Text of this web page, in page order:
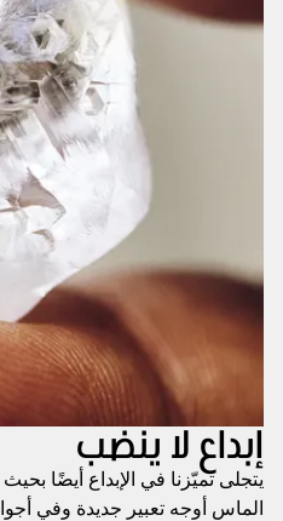
إبداع لا ينضب
يتجلى تميّزنا في الإبداع أيضًا
الماس أوجه تعبير جديدة وفي